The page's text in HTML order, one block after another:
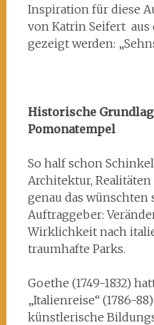
Inspiration für diese
von Katrin Seifert aus
gezeigt werden:
Historische
Pomonatempel
So half schon
Architektur,
genau das
Auftraggeber:
Wirklichkeit nach
traumhafte Parks.
Goethe (1749-1832)
„Italienreise“ (1786-
künstlerische